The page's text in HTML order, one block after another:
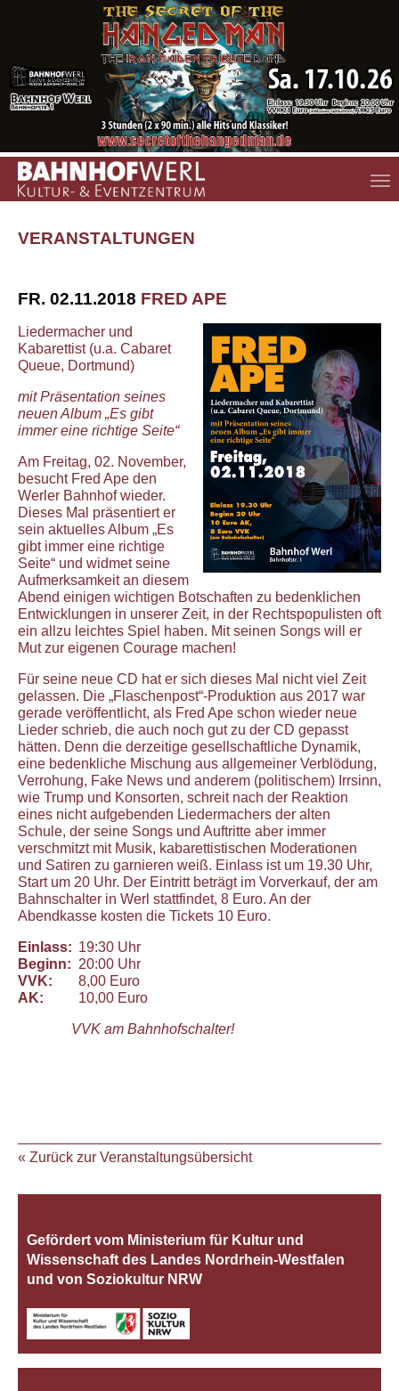
Zum Hauptinhalt springen
VERANSTALTUNGEN
FR. 02.11.2018 FRED APE
Liedermacher und
Kabarettist (u.a. Cabaret
Queue, Dortmund)
mit Präsentation seines
neuen Album „Es gibt
immer eine richtige Seite“
Am Freitag, 02. November,
besucht Fred Ape den
Werler Bahnhof wieder.
Dieses Mal präsentiert er
sein aktuelles Album „Es
gibt immer eine richtige
Seite“ und widmet seine
Aufmerksamkeit an diesem
Abend einigen wichtigen Botschaften zu bedenklichen
Entwicklungen in unserer Zeit, in der Rechtspopulisten oft
ein allzu leichtes Spiel haben. Mit seinen Songs will er
Mut zur eigenen Courage machen!
Für seine neue CD hat er sich dieses Mal nicht viel Zeit
gelassen. Die „Flaschenpost“-Produktion aus 2017 war
gerade veröffentlicht, als Fred Ape schon wieder neue
Lieder schrieb, die auch noch gut zu der CD gepasst
hätten. Denn die derzeitige gesellschaftliche Dynamik,
eine bedenkliche Mischung aus allgemeiner Verblödung,
Verrohung, Fake News und anderem (politischem) Irrsinn,
wie Trump und Konsorten, schreit nach der Reaktion
eines nicht aufgebenden Liedermachers der alten
Schule, der seine Songs und Auftritte aber immer
verschmitzt mit Musik, kabarettistischen Moderationen
und Satiren zu garnieren weiß. Einlass ist um 19.30 Uhr,
Start um 20 Uhr. Der Eintritt beträgt im Vorverkauf, der am
Bahnschalter in Werl stattfindet, 8 Euro. An der
Abendkasse kosten die Tickets 10 Euro.
Einlass: 19:30 Uhr
Beginn: 20:00 Uhr
VVK:
8,00 Euro
AK:
10,00 Euro
VVK am Bahnhofschalter!
« Zurück zur Veranstaltungsübersicht
Gefördert vom Ministerium für Kultur und
Wissenschaft des Landes Nordrhein‐Westfalen
und von Soziokultur NRW